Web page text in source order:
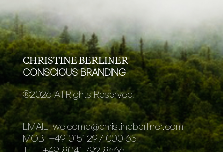
CHRISTINE BERLINER
CONSCIOUS BRANDING
®2026 All Rights Reserved.
EMAILwelcome@christineberliner.com
MOB +49 0151 297 000 65